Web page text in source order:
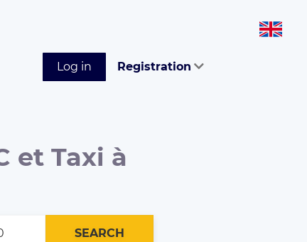
Log in Registration
et Taxi à
SEARCH